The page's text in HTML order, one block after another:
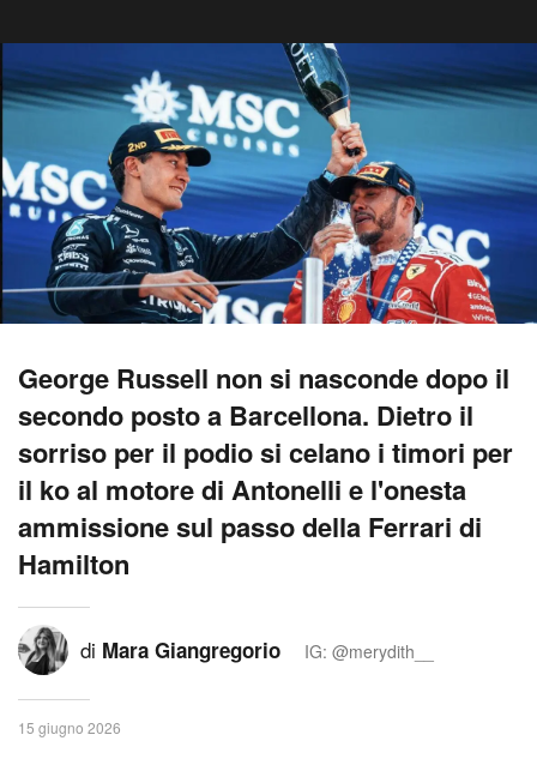
George Russell non si nasconde dopo il
secondo posto a Barcellona. Dietro il
sorriso per il podio si celano i timori per
il ko al motore di Antonelli e l'onesta
ammissione sul passo della Ferrari di
Hamilton
di Mara Giangregorio IG: @merydith__
15 giugno 2026